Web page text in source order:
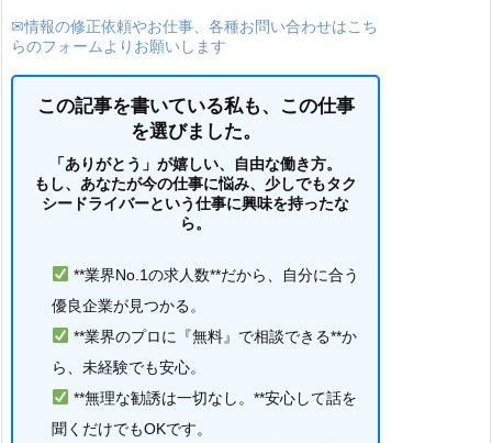
✉情報の修正依頼やお仕事、各種お問い合わせはこち
らのフォームよりお願いします
この記事を書いている私も、この仕事
を選びました。
「ありがとう」が嬉しい、自由な働き方。
もし、あなたが今の仕事に悩み、少しでもタク
シードライバーという仕事に興味を持ったな
ら。
**業界No.1の求人数**だから、自分に合う
優良企業が見つかる。
**業界のプロに『無料』で相談できる**か
ら、未経験でも安心。
**無理な勧誘は一切なし。**安心して話を
聞くだけでもOKです。